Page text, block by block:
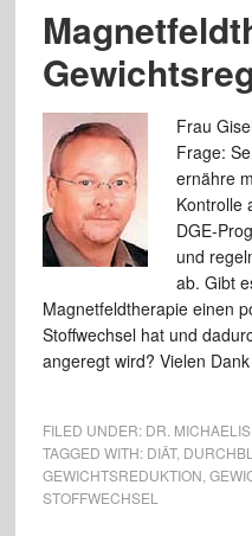
Frau
Frage:
ernähre
Kontrolle
DGE-
und
ab. Gibt
Magnetfeldtherapie einen
Stoffwechsel hat und
angeregt wird? Vielen
FILED UNDER: DR. MICHAELIS,
TAGGED WITH: DIÄT,
GEWICHTSREDUKTION
STOFFWECHSEL